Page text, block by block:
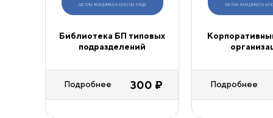
Библиотека БП типовых
подразделений
300 ₽
Подробнее Подробнее